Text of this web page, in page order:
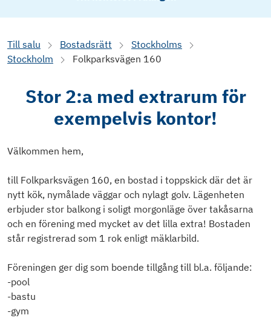
Till salu Bostadsrätt
Stockholms
Stockholm
Folkparksvägen 160
Stor 2:a med extrarum för
exempelvis kontor!
Välkommen hem,
till Folkparksvägen 160, en bostad i toppskick där det är
nytt kök, nymålade väggar och nylagt golv. Lägenheten
erbjuder stor balkong i soligt morgonläge över takåsarna
och en förening med mycket av det lilla extra! Bostaden
står registrerad som 1 rok enligt mäklarbild.
Föreningen ger dig som boende tillgång till bl.a. följande:
-pool
-bastu
-gym